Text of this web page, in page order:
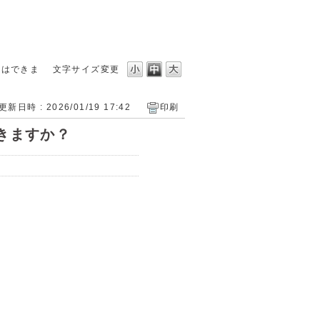
文字サイズ変更
できま
新日時 : 2026/01/19 17:42 印刷
ますか？